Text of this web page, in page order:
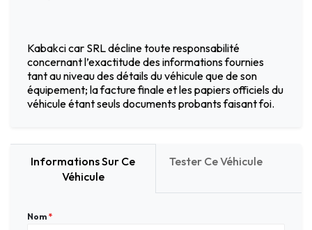
Kabakci car SRL décline toute responsabilité
concernant l’exactitude des informations fournies
tant au niveau des détails du véhicule que de son
équipement; la facture finale et les papiers officiels du
véhicule étant seuls documents probants faisant foi.
Informations Sur Ce
Véhicule
Tester Ce Véhicule
Nom *